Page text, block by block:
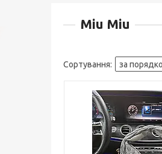
Miu Miu